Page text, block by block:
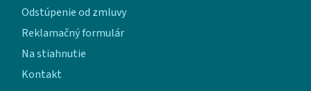
Odstúpenie od zmluvy
Reklamačný formulár
Na stiahnutie
Kontakt